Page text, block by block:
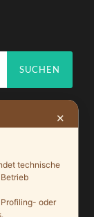
✕
technische
oder